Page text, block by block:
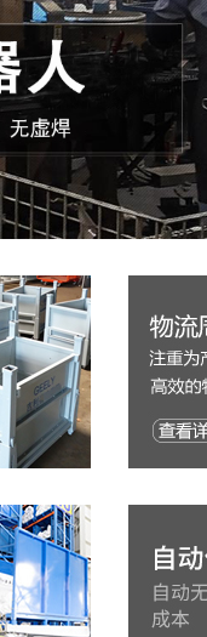
物流周转作